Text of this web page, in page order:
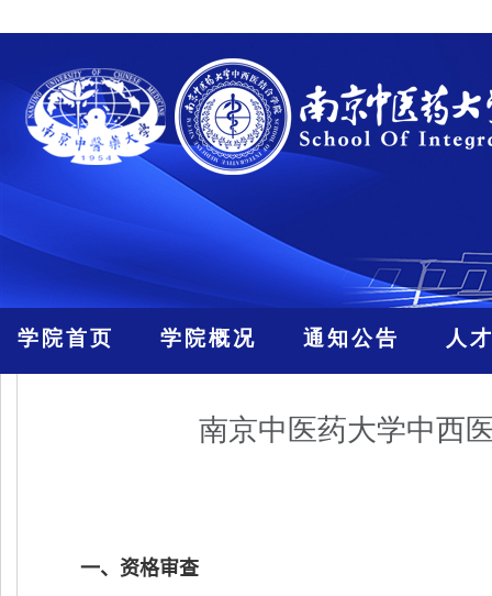
学院首页 学院概况 通知公告 人
南京中医药大学中西
一、资格审查